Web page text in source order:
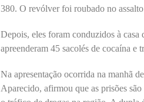
380. O revólver foi roubado no
Depois, eles foram conduzidos à
apreenderam 45 sacolés de cocaína
Na apresentação ocorrida na manhã
Aparecido, afirmou que as prisões